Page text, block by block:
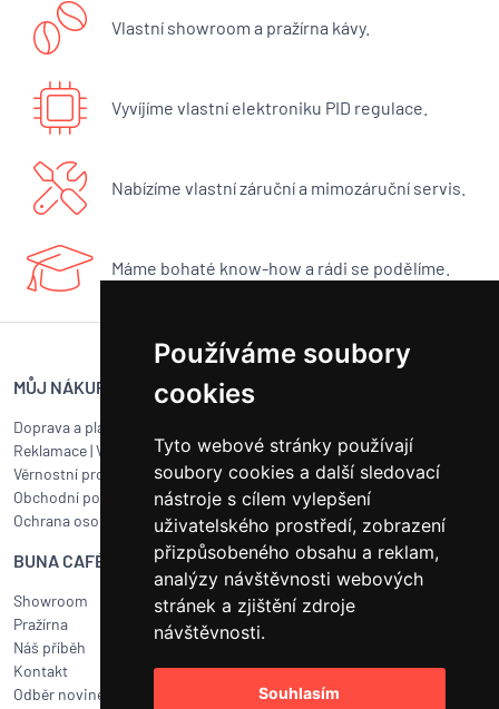
Používáme soubory
cookies
Tyto webové stránky používají
soubory cookies a další sledovací
nástroje s cílem vylepšení
uživatelského prostředí, zobrazení
přizpůsobeného obsahu a reklam,
analýzy návštěvnosti webových
stránek a zjištění zdroje
návštěvnosti.
Souhlasím
Vlastní showroom a pražírna kávy.
Vyvíjíme vlastní elektroniku PID regulace.
Nabízíme vlastní záruční a mimozáruční servis.
Máme bohaté know-how a rádi se podělíme.
MŮJ NÁKUP
Doprava a platba
Reklamace|Vrácení zboží
Věrnostní program
Obchodní podmínky
Ochrana osobních údajů
Objednat servis
Jak připravit balík na přepravu?
Čištění a údržba
Kariéra
BUNA CAFÉ
Showroom
Pražírna
Náš příběh
Kontakt
Odběr novinek
RYCHLÝ KONTAKT
BUNA CAFÉ
obchod@bunacafe.cz
+420 311 236 236